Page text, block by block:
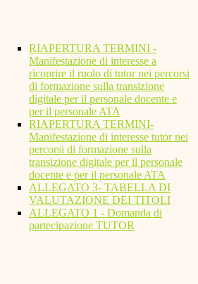
RIAPERTURA TERMINI -
Manifestazione di interesse a
ricoprire il ruolo di tutor nei percorsi
di formazione sulla transizione
digitale per il personale docente e
per il personale ATA
RIAPERTURA TERMINI-
Manifestazione di interesse tutor nei
percorsi di formazione sulla
transizione digitale per il personale
docente e per il personale ATA
ALLEGATO 3- TABELLA DI
VALUTAZIONE DEI TITOLI
ALLEGATO 1 - Domanda di
partecipazione TUTOR